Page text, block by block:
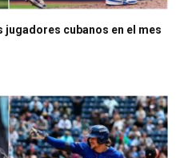
cubanos en el mes